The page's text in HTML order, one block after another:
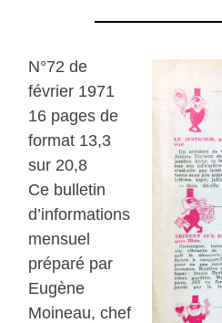
N°72 de
février 1971
16 pages de
format 13,3
sur 20,8
Ce bulletin
d’informations
mensuel
préparé par
Eugène
Moineau, chef